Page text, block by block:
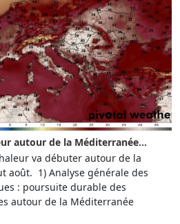
autour de la Méditerranée...
va débuter autour de la
août. 1) Analyse générale des
: poursuite durable des
autour de la Méditerranée